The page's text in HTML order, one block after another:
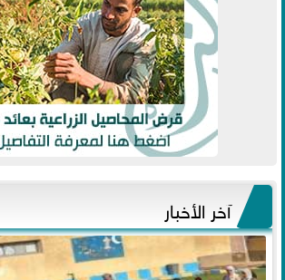
آخر الأخبار